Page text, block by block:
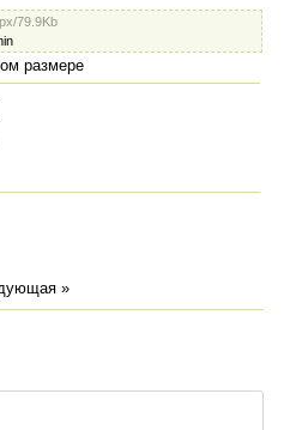
79.9Kb
размере
»